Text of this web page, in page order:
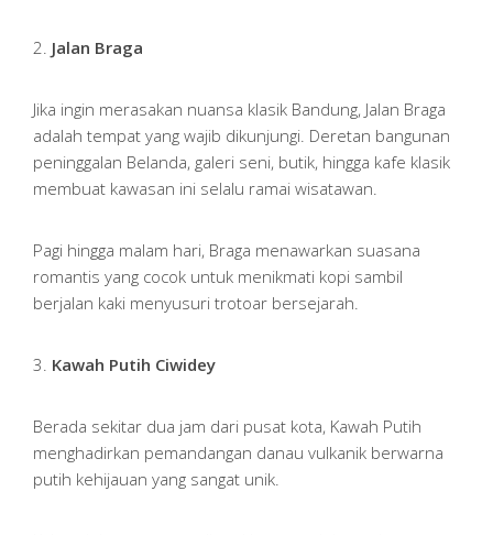
2. Jalan Braga
Jika ingin merasakan nuansa klasik Bandung, Jalan Braga
adalah tempat yang wajib dikunjungi. Deretan bangunan
peninggalan Belanda, galeri seni, butik, hingga kafe klasik
membuat kawasan ini selalu ramai wisatawan.
Pagi hingga malam hari, Braga menawarkan suasana
romantis yang cocok untuk menikmati kopi sambil
berjalan kaki menyusuri trotoar bersejarah.
3. Kawah Putih Ciwidey
Berada sekitar dua jam dari pusat kota, Kawah Putih
menghadirkan pemandangan danau vulkanik berwarna
putih kehijauan yang sangat unik.